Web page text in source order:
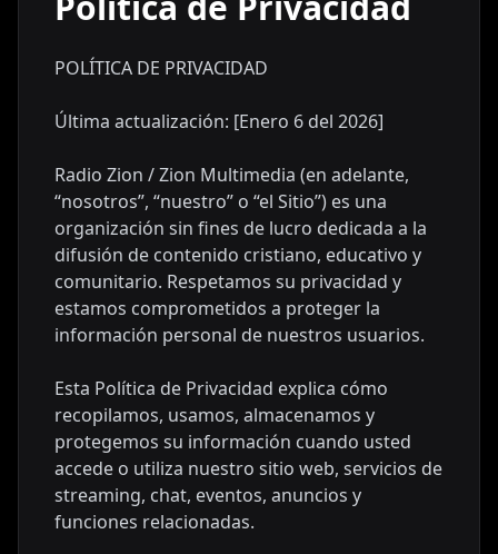
POLÍTICA DE PRIVACIDAD
Última actualización: [Enero 6 del 2026]
Radio Zion / Zion Multimedia (en adelante,
“nosotros”, “nuestro” o “el Sitio”) es una
organización sin fines de lucro dedicada a la
difusión de contenido cristiano, educativo y
comunitario. Respetamos su privacidad y
estamos comprometidos a proteger la
información personal de nuestros usuarios.
Esta Política de Privacidad explica cómo
recopilamos, usamos, almacenamos y
protegemos su información cuando usted
accede o utiliza nuestro sitio web, servicios de
streaming, chat, eventos, anuncios y
funciones relacionadas.